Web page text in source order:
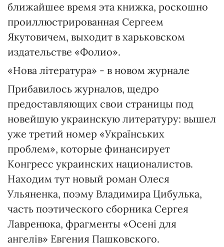
ближайшее время эта книжка, роскошно
проиллюстрированная Сергеем
Якутовичем, выходит в харьковском
издательстве «Фолио».
«Нова література» - в новом журнале
Прибавилось журналов, щедро
предоставляющих свои страницы под
новейшую украинскую литературу: вышел
уже третий номер «Українських
проблем», которые финансирует
Конгресс украинских националистов.
Находим тут новый роман Олеся
Ульяненка, поэму Владимира Цибулька,
часть поэтического сборника Сергея
Лавренюка, фрагменты «Осені для
ангелів» Евгения Пашковского.